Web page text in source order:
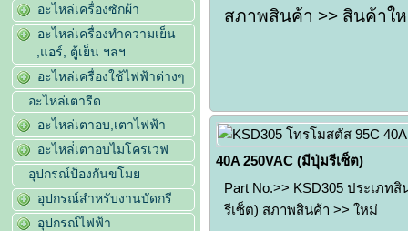
อะไหล่เครื่องซักผ้า
อะไหล่เครื่องทำความเย็น
,แอร์, ตู้เย็น ฯลฯ
อะไหล่เครื่องใช้ไฟฟ้าต่างๆ
อะไหล่เตารีด
อะไหล่เตาอบ,เตาไฟฟ้า
อะไหล่่เตาอบไมโครเวฟ
อุปกรณ์ป้องกันขโมย
อุปกรณ์สำหรับงานบัดกรี
อุปกรณ์ไฟฟ้า
สภาพสินค้า >> สินค้าใ
40A 250VAC (มีปุ่มรีเซ็ต)
Part No.>> KSD305 ประเภท
รีเซ็ต) สภาพสินค้า >> ใหม่